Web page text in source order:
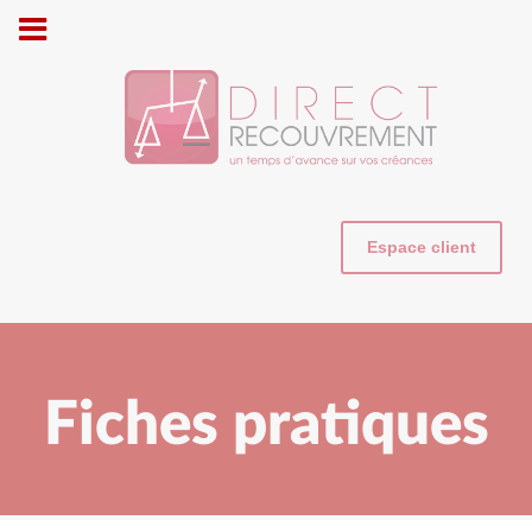
Espace client
Fiches pratiques
Cookies management panel